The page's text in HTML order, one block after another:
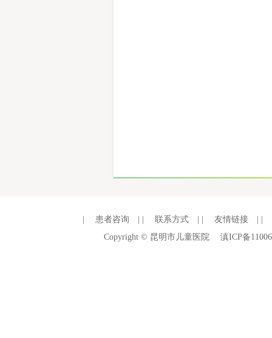
患者咨询 联系方式 友情链接
Copyright © 昆明市儿童医院 滇ICP备